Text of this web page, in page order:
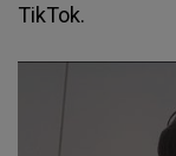
TikTok.